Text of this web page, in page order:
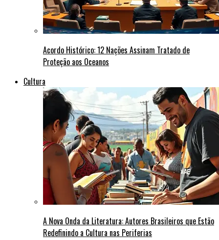
Acordo Histórico: 12 Nações Assinam Tratado de
Proteção aos Oceanos
Cultura
A Nova Onda da Literatura: Autores Brasileiros que Estão
Redefinindo a Cultura nas Periferias